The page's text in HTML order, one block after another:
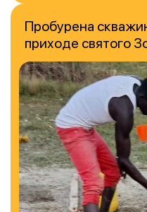
Пробурена
приходе святого